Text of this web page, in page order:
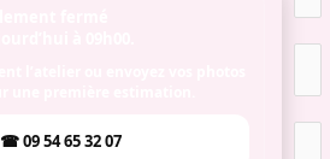
☎ 09 54 65 32 07